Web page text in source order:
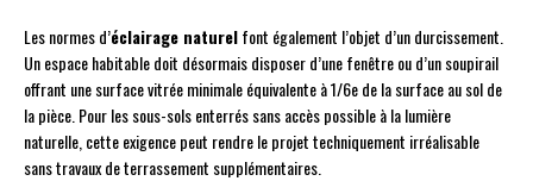
Les normes d’éclairage naturelfont également l’objet d’un durcissement.
Un espace habitable doit désormais disposer d’une fenêtre ou d’un soupirail
offrant une surface vitrée minimale équivalente à 1/6e de la surface au sol de
la pièce. Pour les sous-sols enterrés sans accès possible à la lumière
naturelle, cette exigence peut rendre le projet techniquement irréalisable
sans travaux de terrassement supplémentaires.